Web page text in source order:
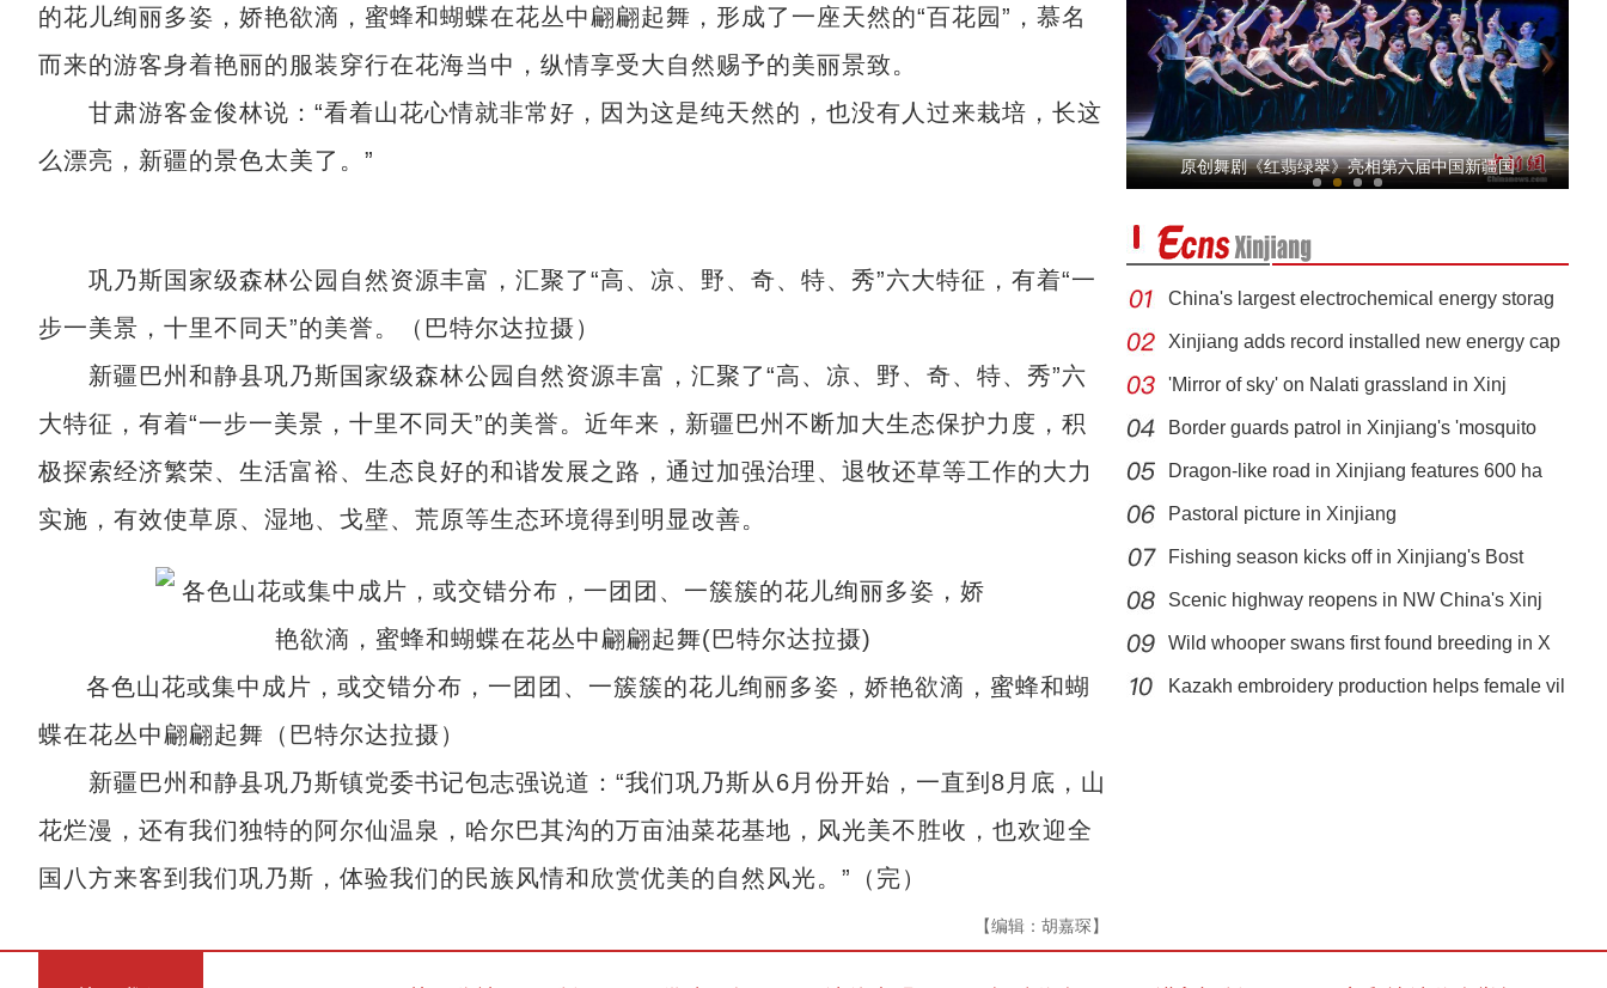
的花儿绚丽多姿，娇艳欲滴，蜜蜂和蝴蝶在花丛中翩翩起舞，形成了一座天然的“百花园”，慕名
而来的游客身着艳丽的服装穿行在花海当中，纵情享受大自然赐予的美丽景致。
甘肃游客金俊林说：“看着山花心情就非常好，因为这是纯天然的，也没有人过来栽培，长这
么漂亮，新疆的景色太美了。”
巩乃斯国家级森林公园自然资源丰富，汇聚了“高、凉、野、奇、特、秀”六大特征，有着“一
步一美景，十里不同天”的美誉。（巴特尔达拉摄）
新疆巴州和静县巩乃斯国家级森林公园自然资源丰富，汇聚了“高、凉、野、奇、特、秀”六
大特征，有着“一步一美景，十里不同天”的美誉。近年来，新疆巴州不断加大生态保护力度，积
极探索经济繁荣、生活富裕、生态良好的和谐发展之路，通过加强治理、退牧还草等工作的大力
实施，有效使草原、湿地、戈壁、荒原等生态环境得到明显改善。
各色山花或集中成片，或交错分布，一团团、一簇簇的花儿绚丽多姿，娇艳欲滴，蜜蜂和蝴
蝶在花丛中翩翩起舞（巴特尔达拉摄）
新疆巴州和静县巩乃斯镇党委书记包志强说道：“我们巩乃斯从6月份开始，一直到8月底，山
花烂漫，还有我们独特的阿尔仙温泉，哈尔巴其沟的万亩油菜花基地，风光美不胜收，也欢迎全
国八方来客到我们巩乃斯，体验我们的民族风情和欣赏优美的自然风光。”（完）
【编辑：胡嘉琛】
第六届中国新疆国际民族舞蹈节开幕 27家中外
新疆福海：夏牧场沃野千里牛羊肥硕
原创舞剧《红翡绿翠》亮相第六届中国新疆国
China's largest electrochemical energy storag
Xinjiang adds record installed new energy cap
'Mirror of sky' on Nalati grassland in Xinj
Border guards patrol in Xinjiang's 'mosquito
Dragon-like road in Xinjiang features 600 ha
Pastoral picture in Xinjiang
Fishing season kicks off in Xinjiang's Bost
Scenic highway reopens in NW China's Xinj
Wild whooper swans first found breeding in X
Kazakh embroidery production helps female vil